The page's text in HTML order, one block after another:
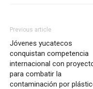
Previous article
Jóvenes yucatecos
conquistan competencia
internacional con
para combatir la
contaminación por